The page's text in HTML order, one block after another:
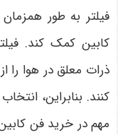
فیلتر به طور
کابین کمک کند.
ذرات معلق در هوا را
کنند. بنابراین،
مهم در خرید فن